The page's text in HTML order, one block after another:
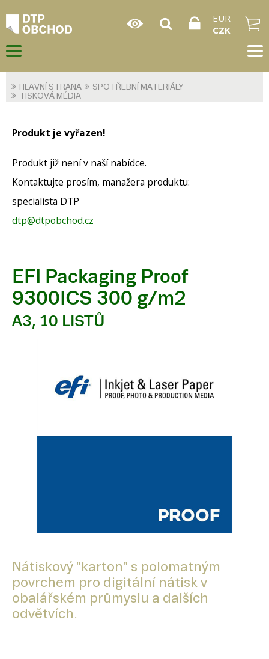
EUR
CZK
HLAVNÍ STRANA
SPOTŘEBNÍ MATERIÁLY
TISKOVÁ MÉDIA
Produkt je vyřazen!
Produkt již není v naší nabídce.
Kontaktujte prosím, manažera produktu:
specialista DTP
dtp@dtpobchod.cz
EFI Packaging Proof
9300ICS 300 g/m2
A3, 10 LISTŮ
Nátiskový "karton" s polomatným
povrchem pro digitální nátisk v
obalářském průmyslu a dalších
odvětvích.